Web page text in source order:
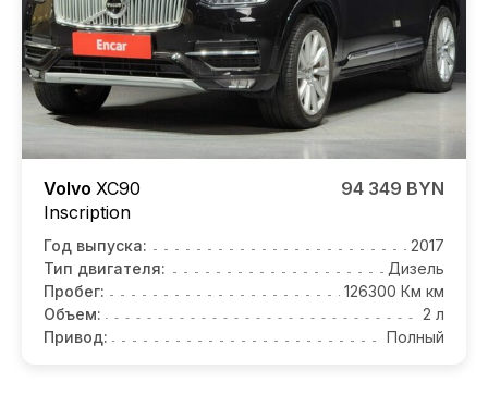
Volvo XC90
Inscription
94 349 BYN
Год выпуска:
2017
Тип двигателя:
Дизель
Пробег:
126300 Км км
Объем:
2 л
Привод:
Полный